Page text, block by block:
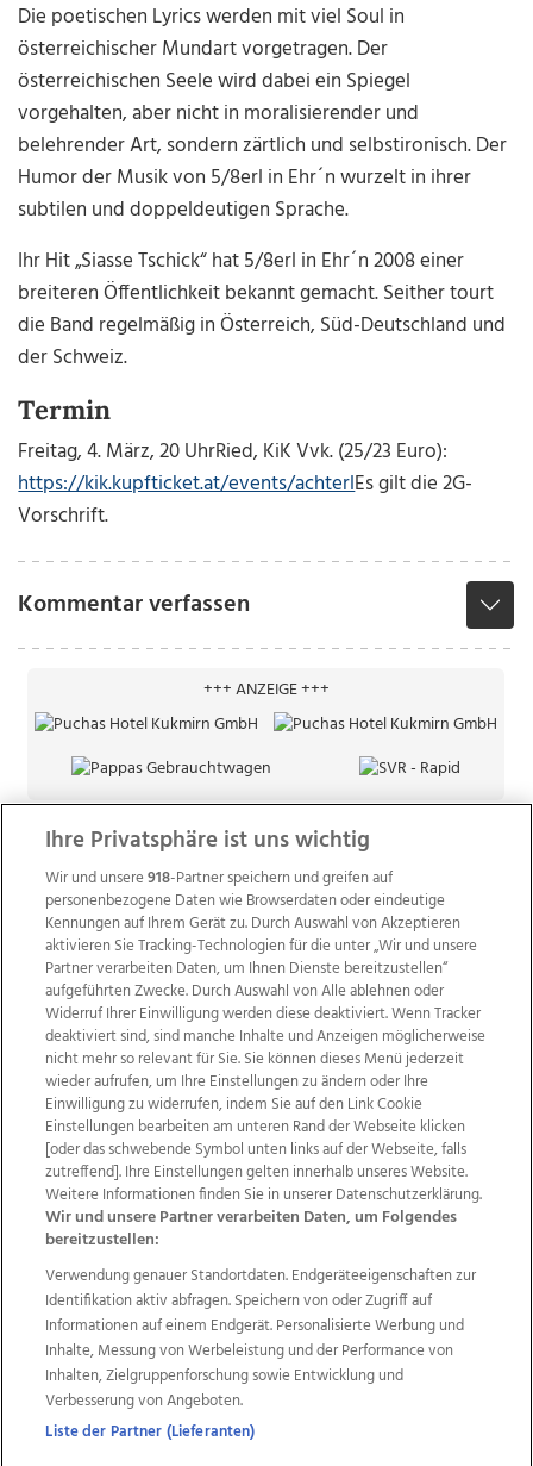
Die poetischen Lyrics werden mit viel Soul in
österreichischer Mundart vorgetragen. Der
österreichischen Seele wird dabei ein Spiegel
vorgehalten, aber nicht in moralisierender und
belehrender Art, sondern zärtlich und selbstironisch. Der
Humor der Musik von 5/8erl in Ehr´n wurzelt in ihrer
subtilen und doppeldeutigen Sprache.
Ihr Hit „Siasse Tschick“ hat 5/8erl in Ehr´n 2008 einer
breiteren Öffentlichkeit bekannt gemacht. Seither tourt
die Band regelmäßig in Österreich, Süd-Deutschland und
der Schweiz.
Termin
Freitag, 4. März, 20 UhrRied, KiKVvk. (25/23 Euro):
https://kik.kupfticket.at/events/achterlEs gilt die 2G-
Vorschrift.
Kommentar verfassen
+++ ANZEIGE +++
Wir über uns Mediadaten Kontakt
Jobs
Datenschutz
Impressum
AGB Anzeigekunden
AGB Website
Ehrenkodex Politische Werbung
Weitere Angebote des Medienhauses Wimmer
TV1 di-mog-i.at OÖNow
Ischler Woche
Life Radio
OÖNachrichten
OÖN Immobilien
OÖN Karriere
OÖN Reise
Promenaden Galerien
Regionaljobs
wasistlos.at wirtrauern.at
Ihre Privatsphäre ist uns wichtig
Wir und unsere918-Partner speichern und greifen auf
personenbezogene Daten wie Browserdaten oder eindeutige
Kennungen auf Ihrem Gerät zu. Durch Auswahl von Akzeptieren
aktivieren Sie Tracking-Technologien für die unter „Wir und unsere
Partner verarbeiten Daten, um Ihnen Dienste bereitzustellen“
aufgeführten Zwecke. Durch Auswahl von Alle ablehnen oder
Widerruf Ihrer Einwilligung werden diese deaktiviert. Wenn Tracker
deaktiviert sind, sind manche Inhalte und Anzeigen möglicherweise
nicht mehr so relevant für Sie. Sie können dieses Menü jederzeit
wieder aufrufen, um Ihre Einstellungen zu ändern oder Ihre
Einwilligung zu widerrufen, indem Sie auf den Link Cookie
Einstellungen bearbeiten am unteren Rand der Webseite klicken
[oder das schwebende Symbol unten links auf der Webseite, falls
zutreffend]. Ihre Einstellungen gelten innerhalb unseres Website.
Weitere Informationen finden Sie in unserer Datenschutzerklärung.
Wir und unsere Partner verarbeiten Daten, um Folgendes
bereitzustellen:
Verwendung genauer Standortdaten. Endgeräteeigenschaften zur
Identifikation aktiv abfragen. Speichern von oder Zugriff auf
Informationen auf einem Endgerät. Personalisierte Werbung und
Inhalte, Messung von Werbeleistung und der Performance von
Inhalten, Zielgruppenforschung sowie Entwicklung und
Verbesserung von Angeboten.
Liste der Partner (Lieferanten)